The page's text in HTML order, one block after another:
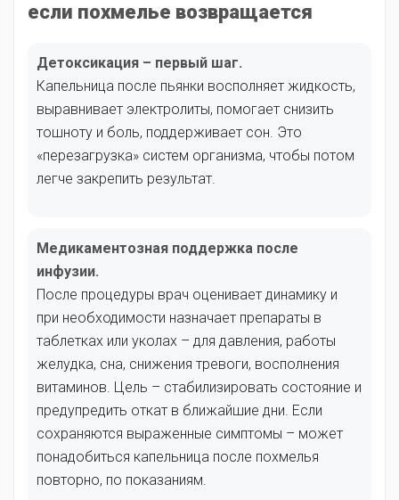
если похмелье возвращается
Детоксикация – первый шаг.
Капельница после пьянки восполняет жидкость,
выравнивает электролиты, помогает снизить
тошноту и боль, поддерживает сон. Это
«перезагрузка» систем организма, чтобы потом
легче закрепить результат.
Медикаментозная поддержка после
инфузии.
После процедуры врач оценивает динамику и
при необходимости назначает препараты в
таблетках или уколах – для давления, работы
желудка, сна, снижения тревоги, восполнения
витаминов. Цель – стабилизировать состояние и
предупредить откат в ближайшие дни. Если
сохраняются выраженные симптомы – может
понадобиться капельница после похмелья
повторно, по показаниям.